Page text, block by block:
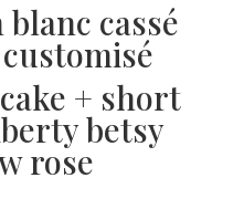
cassé
+ short
betsy
rose